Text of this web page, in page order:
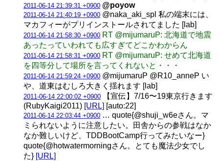
2011-06-14 21:39:31 +0900 @poyow
2011-06-14 21:40:19 +0900 @naka_aki_spl 私の端末には、
マカフィーがプリインストールされてました [lab]
2011-06-14 21:58:30 +0900 RT @mijumaruP: 北海道で地震
あったっていわれても広すぎてどこかわからん
2011-06-14 21:58:31 +0900 RT @mijumaruP: せめて北海道
を四等分して場所を言ってくれないと・・・
2011-06-14 21:59:24 +0900 @mijumaruP @R10_anneP い
や、道東はむしろ大きく揺れます [lab]
2011-06-14 22:00:02 +0900 【宣伝】7/16〜19東京行きます
(RubyKaigi2011) [URL] [auto:22]
2011-06-14 22:03:44 +0900 … quote{@shuji_w6eさん。マ
ミられないように注意したい。田舎からの参戦はなか
なか難しいけど、TDDBootCamp行ってみたいなー}
quote{@hotwatermorningさん。とても魔法少女でし
た} [URL]